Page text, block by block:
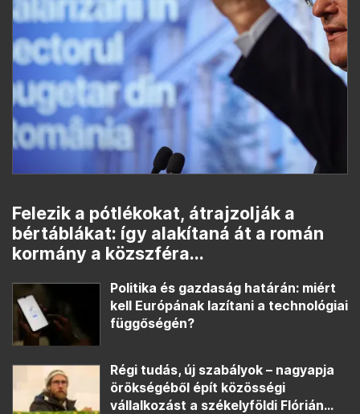
Felezik a pótlékokat, átrajzolják a
bértáblákat: így alakítaná át a román
kormány a közszféra...
Politika és gazdaság határán: miért
kell Európának lazítani a technológiai
függőségén?
Régi tudás, új szabályok – nagyapja
örökségéből épít közösségi
vállalkozást a székelyföldi Flórián...